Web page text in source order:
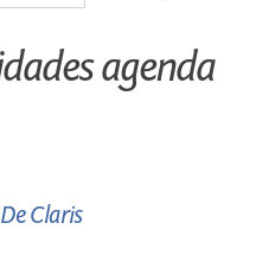
agenda
Claris